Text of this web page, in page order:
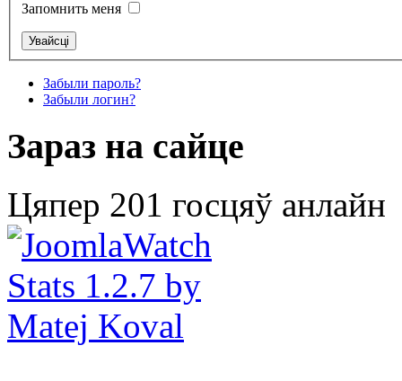
Запомнить меня
Забыли пароль?
Забыли логин?
Зараз на сайце
Цяпер 201 госцяў анлайн